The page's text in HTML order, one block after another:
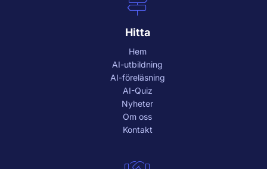
Hitta
Hem
AI-utbildning
AI-föreläsning
AI-Quiz
Nyheter
Om oss
Kontakt